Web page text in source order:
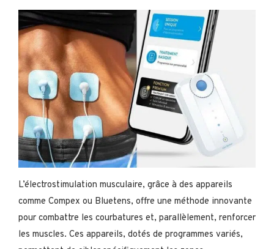
L’électrostimulation musculaire, grâce à des appareils
comme Compex ou Bluetens, offre une méthode innovante
pour combattre les courbatures et, parallèlement, renforcer
les muscles. Ces appareils, dotés de programmes variés,